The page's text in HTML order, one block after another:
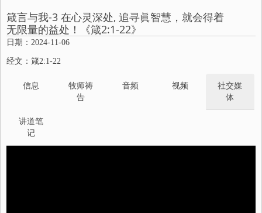
箴言与我-3 在心灵深处, 追寻眞智慧，就会得着
无限量的益处！《箴2:1-22》
日期：2024-11-06
经文：箴2:1-22
信息
牧师祷
告
音频 视频
社交媒
体
讲道笔
记